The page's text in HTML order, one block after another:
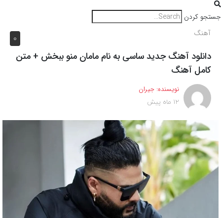
جستجو کردن
0 آهنگ
دانلود آهنگ جدید ساسی به نام مامان منو ببخش + متن
کامل آهنگ
نویسنده: جیران
12 ماه پیش